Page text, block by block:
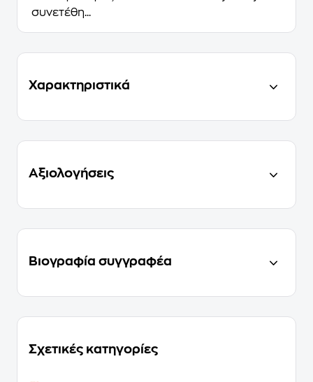
συνετέθη...
Χαρακτηριστικά
Αξιολογήσεις
Βιογραφία συγγραφέα
Σχετικές κατηγορίες